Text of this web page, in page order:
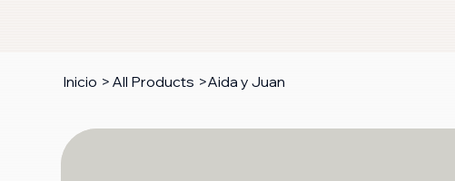
Inicio > All Products >Aida y Juan